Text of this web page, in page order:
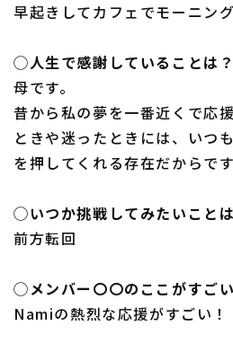
早起きしてカフェでモーニン
◯人生で感謝していることは？
母です。
昔から私の夢を一番近くで応
ときや迷ったときには、いつ
を押してくれる存在だからです
◯いつか挑戦してみたいこと
前方転回
◯メンバー〇〇のここがすごい
Namiの熱烈な応援がすごい！